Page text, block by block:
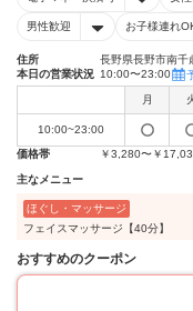
男性歓迎 お子様連れ
住所
長野県長野市南千
本日の営業状況 10:00〜23:00
月
10:00~23:00
価格帯
￥3,280〜￥
主なメニュー
ほぐし・マッサージ
フェイスマッサージ【40分】
おすすめのクーポン